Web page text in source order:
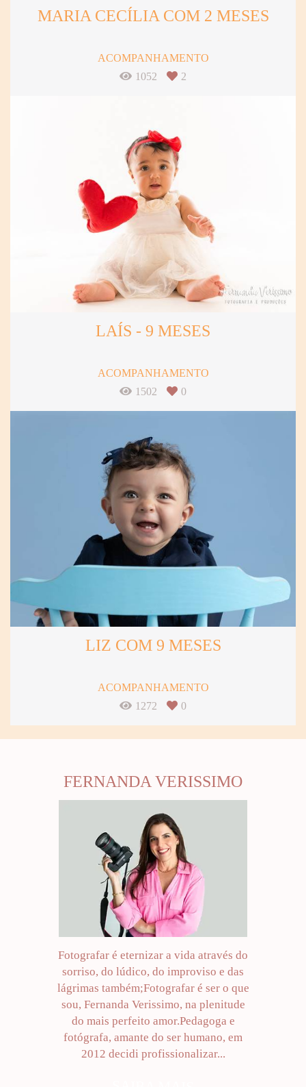
MARIA CECÍLIA COM 2 MESES
ACOMPANHAMENTO
1052
2
LAÍS - 9 MESES
ACOMPANHAMENTO
1502
0
LIZ COM 9 MESES
ACOMPANHAMENTO
1272
0
FERNANDA VERISSIMO
Fotografar é eternizar a vida através do
sorriso, do lúdico, do improviso e das
lágrimas também;Fotografar é ser o que
sou, Fernanda Verissimo, na plenitude
do mais perfeito amor.Pedagoga e
fotógrafa, amante do ser humano, em
2012 decidi profissionalizar...